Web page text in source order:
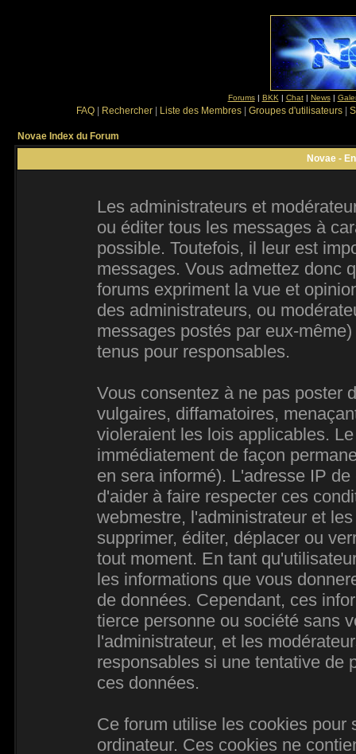
Forums| BKK | Chat| News|
FAQ Rechercher Liste des Membres Groupes d'utilisateurs
Novae Index du Forum
Novae -
Les administrateurs et
ou éditer tous les messages à
possible. Toutefois, il leur est
messages. Vous admettez donc
forums expriment la vue et
des administrateurs, ou
messages postés par eux-
tenus pour responsables.
Vous consentez à ne pas poster
vulgaires, diffamatoires,
violeraient les lois applicables.
immédiatement de façon
en sera informé). L'adresse IP
d'aider à faire respecter ces
webmestre, l'administrateur et
supprimer, éditer, déplacer ou
tout moment. En tant
les informations que vous
de données. Cependant, ces
tierce personne ou société sans
l'administrateur, et les
responsables si une tentative de
ces données.
Ce forum utilise les cookies pour
ordinateur. Ces cookies ne